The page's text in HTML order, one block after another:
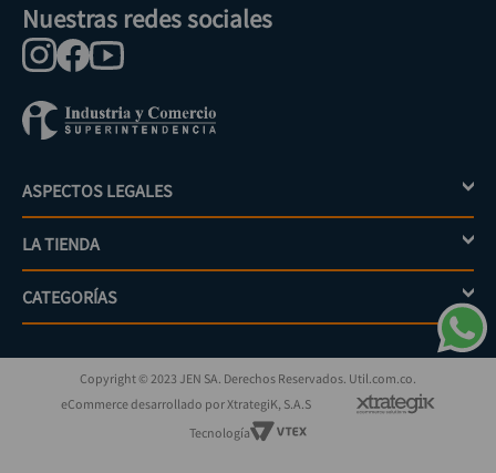
Nuestras redes sociales
ASPECTOS LEGALES +
Política de tratamiento de datos personales
Términos y condiciones
Políticas de devolución
Políticas de garantías y devoluciones
Superintendencia de industria y comercio
LA TIENDA +
Mi cuenta
PQRs
¿Cómo comprar?
CATEGORÍAS +
Jardinería
Eléctricos
Iluminación
Copyright © 2023 JEN SA. Derechos Reservados. Util.com.co.
eCommerce desarrollado por XtrategiK, S.A.S
Tecnología